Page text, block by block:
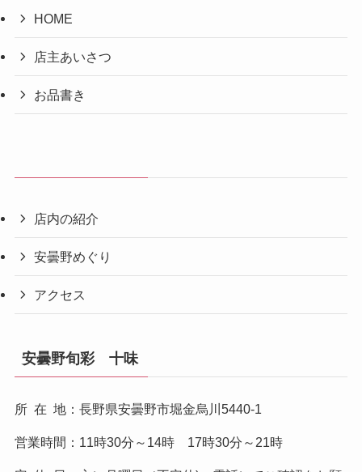
HOME
店主あいさつ
お品書き
店内の紹介
安曇野めぐり
アクセス
安曇野旬彩 十味
所 在 地：長野県安曇野市堀金烏川5440-1
営業時間：11時30分～14時 17時30分～21時